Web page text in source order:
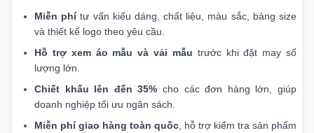
Miễn phítư vấn kiểu dáng, chất liệu, màu sắc, bảng size
và thiết kế logo theo yêu cầu.
Hỗ trợ xem áo mẫu và vải mẫu trước khi đặt may số
lượng lớn.
Chiết khấu lên đến 35% cho các đơn hàng lớn, giúp
doanh nghiệp tối ưu ngân sách.
Miễn phí giao hàng toàn quốc, hỗ trợ kiểm tra sản phẩm